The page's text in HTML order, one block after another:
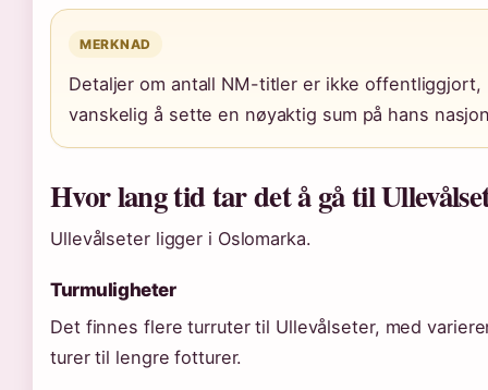
MERKNAD
Detaljer om antall NM-titler er ikke offentliggjort,
vanskelig å sette en nøyaktig sum på hans
Hvor lang tid tar det å gå til
Ullevålseter ligger i Oslomarka.
Turmuligheter
Det finnes flere turruter til Ullevålseter, med
turer til lengre fotturer.